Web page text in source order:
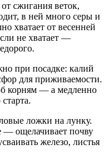
сжигания веток,
в ней много серы и
хватает от весенней
не хватает —
при посадке: калий
для приживаемости.
корням — а медленно
ложки на лунку.
ощелачивает почву
железо, листья